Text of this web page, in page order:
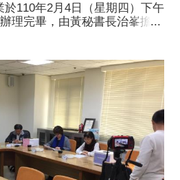
110年2月4日（星期四）下午
理完畢，由黃秘書長治峯擔任
局周局長春櫻與人事處黃處
處長慶瑞擔任監察人共同見
理公職人員財產申報者計有61
出7人辦理實質審查，另再依
進位取整數)辦理前後年度財產
:(一)主計處秘書室主任林郁
逸(三)政風處預防科科長陳仕
科長楊振華(五)研究發展考核
(含前後年度比對)(六)時任原住
長林庭輝(七)時任資訊科技